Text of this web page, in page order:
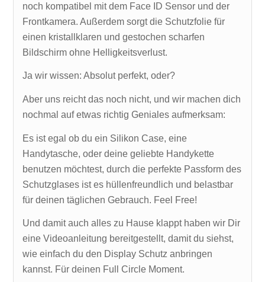
noch kompatibel mit dem Face ID Sensor und der
Frontkamera. Außerdem sorgt die Schutzfolie für
einen kristallklaren und gestochen scharfen
Bildschirm ohne Helligkeitsverlust.
Ja wir wissen: Absolut perfekt, oder?
Aber uns reicht das noch nicht, und wir machen dich
nochmal auf etwas richtig Geniales aufmerksam:
Es ist egal ob du ein Silikon Case, eine
Handytasche, oder deine geliebte Handykette
benutzen möchtest, durch die perfekte Passform des
Schutzglases ist es hüllenfreundlich und belastbar
für deinen täglichen Gebrauch. Feel Free!
Und damit auch alles zu Hause klappt haben wir Dir
eine Videoanleitung bereitgestellt, damit du siehst,
wie einfach du den Display Schutz anbringen
kannst. Für deinen Full Circle Moment.